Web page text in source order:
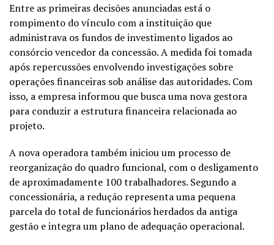
Entre as primeiras decisões anunciadas está o
rompimento do vínculo com a instituição que
administrava os fundos de investimento ligados ao
consórcio vencedor da concessão. A medida foi tomada
após repercussões envolvendo investigações sobre
operações financeiras sob análise das autoridades. Com
isso, a empresa informou que busca uma nova gestora
para conduzir a estrutura financeira relacionada ao
projeto.
A nova operadora também iniciou um processo de
reorganização do quadro funcional, com o desligamento
de aproximadamente 100 trabalhadores. Segundo a
concessionária, a redução representa uma pequena
parcela do total de funcionários herdados da antiga
gestão e integra um plano de adequação operacional.